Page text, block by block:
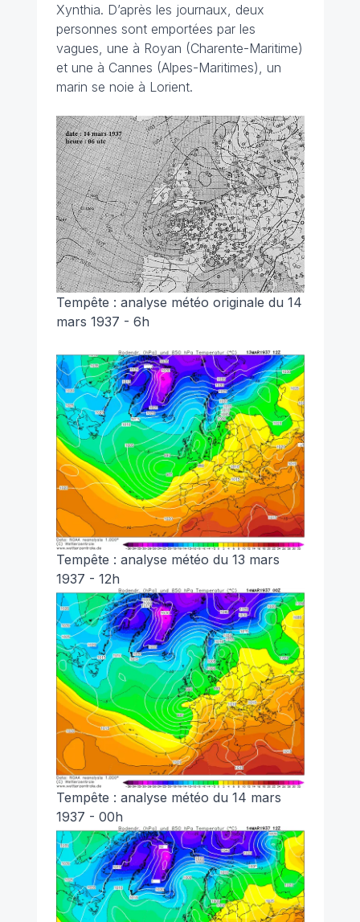
Xynthia. D’après les journaux, deux
personnes sont emportées par les
vagues, une à Royan (Charente-Maritime)
et une à Cannes (Alpes-Maritimes), un
marin se noie à Lorient.
Tempête : analyse météo originale du 14
mars 1937 - 6h
Tempête : analyse météo du 13 mars
1937 - 12h
Tempête : analyse météo du 14 mars
1937 - 00h